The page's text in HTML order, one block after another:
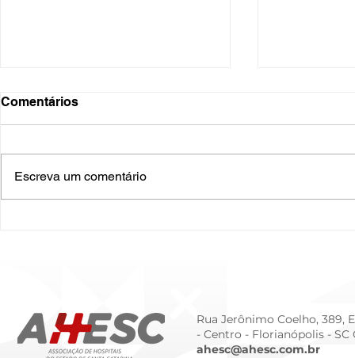
Comentários
Escreva um comentário
Rua Jerônimo Coelho, 389,
- Centro - Florianópolis - SC
ahesc@ahesc.com.br